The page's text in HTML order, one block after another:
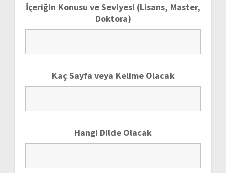
İçeriğin Konusu ve Seviyesi (Lisans, Master,
Doktora)
Kaç Sayfa veya Kelime Olacak
Hangi Dilde Olacak